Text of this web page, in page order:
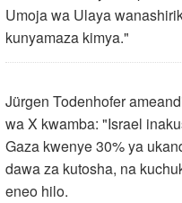
Umoja wa Ulaya
kunyamaza kimya."
Jürgen Todenhofer
wa X kwamba: "Israel
Gaza kwenye 30% ya
dawa za kutosha, na
eneo hilo.